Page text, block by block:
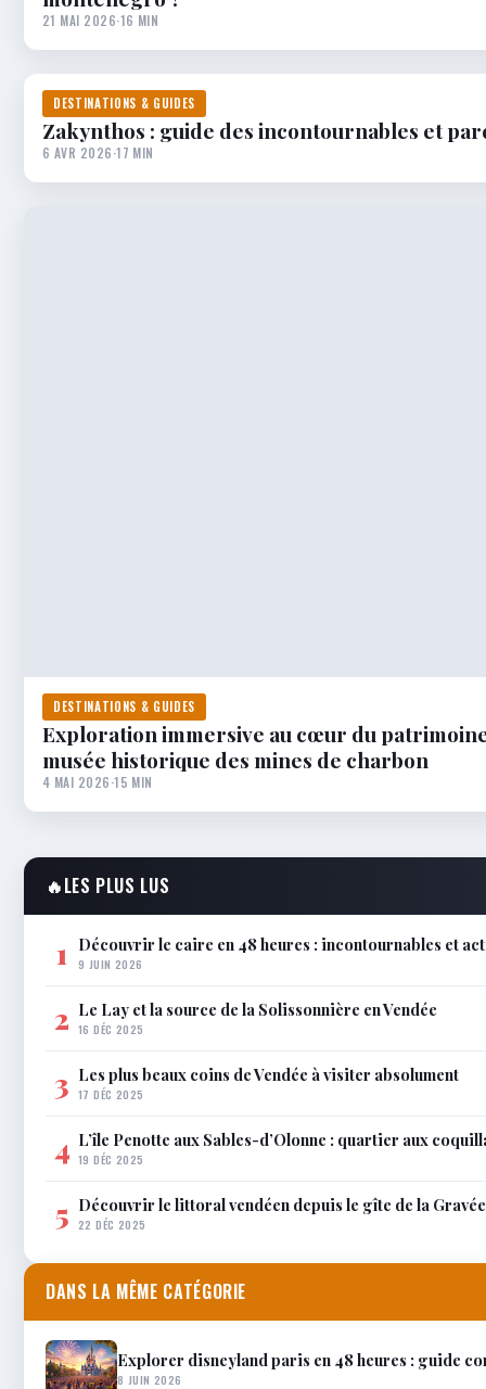
21 MAI 2026·16 MIN
DESTINATIONS & GUIDES
Zakynthos : guide des incontournables et
6 AVR 2026·17 MIN
DESTINATIONS & GUIDES
Exploration immersive au cœur du
musée historique des mines de charbon
4 MAI 2026·15 MIN
🔥LES PLUS LUS
1 Découvrir le caire en 48 heures : incontournables et
9 JUIN 2026
2 Le Lay et la source de la Solissonnière en Vendée
16 DÉC 2025
3 Les plus beaux coins de Vendée à visiter absolument
17 DÉC 2025
4 L’île Penotte aux Sables-d’Olonne : quartier aux
19 DÉC 2025
5 Découvrir le littoral vendéen depuis le gîte de la Gravée
22 DÉC 2025
DANS LA MÊME CATÉGORIE
Explorer disneyland paris en 48 heures : guide
8 JUIN 2026